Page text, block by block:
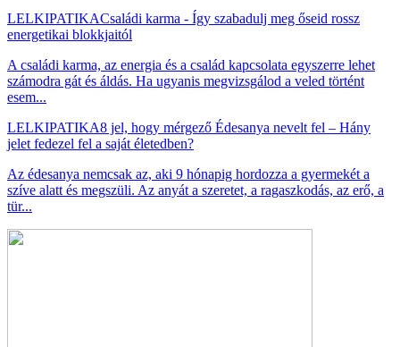
LELKIPATIKACsaládi karma - Így szabadulj meg őseid rossz
energetikai blokkjaitól
A családi karma, az energia és a család kapcsolata egyszerre lehet
számodra gát és áldás. Ha ugyanis megvizsgálod a veled történt
esem...
LELKIPATIKA8 jel, hogy mérgező Édesanya nevelt fel – Hány
jelet fedezel fel a saját életedben?
Az édesanya nemcsak az, aki 9 hónapig hordozza a gyermekét a
szíve alatt és megszüli. Az anyát a szeretet, a ragaszkodás, az erő, a
tür...